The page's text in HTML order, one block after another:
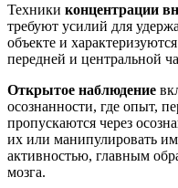
Техники концентрации
требуют усилий для
объекте и
передней и центральной
Открытое наблюдение
осознанности, где опыт,
пропускаются через
их или манипулировать
активностью, главным
мозга.